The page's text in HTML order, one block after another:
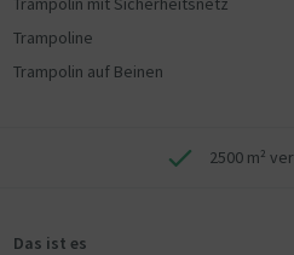
Trampoline
Trampolin auf Beinen
2500 m²
Das ist es